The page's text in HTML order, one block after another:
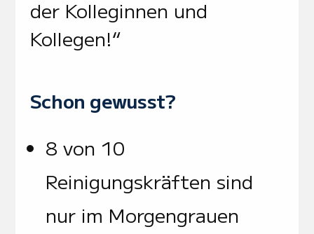
der Kolleginnen und
Kollegen!“
Schon gewusst?
8 von 10
Reinigungskräften sind
nur im Morgengrauen